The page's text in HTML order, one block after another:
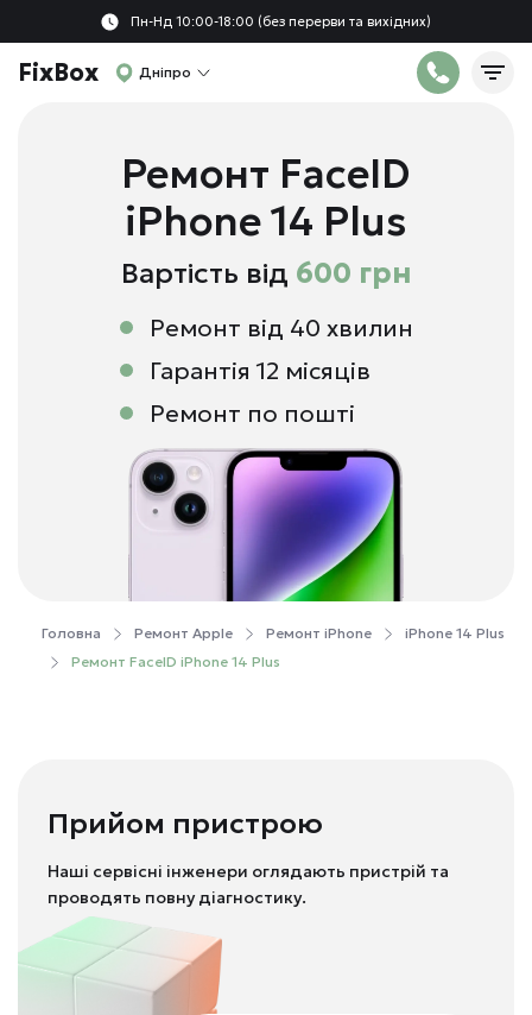
Пн-Нд 10:00-18:00 (без перерви та вихідних)
FixBox Дніпро
Ремонт FaceID
iPhone 14 Plus
Вартість від 600 грн
Ремонт від 40 хвилин
Гарантія 12 місяців
Ремонт по пошті
Головна Ремонт Apple Ремонт iPhone
iPhone 14 Plus
Ремонт FaceID iPhone 14 Plus
Прийом пристрою
Наші сервісні інженери оглядають пристрій та
проводять повну діагностику.